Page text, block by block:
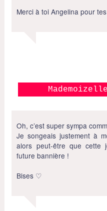
Merci à toi Angelina pour
Mademoizelle
Oh, c’est super sympa
Je songeais justement à
alors peut-être que cette
future bannière !
Bises ♡